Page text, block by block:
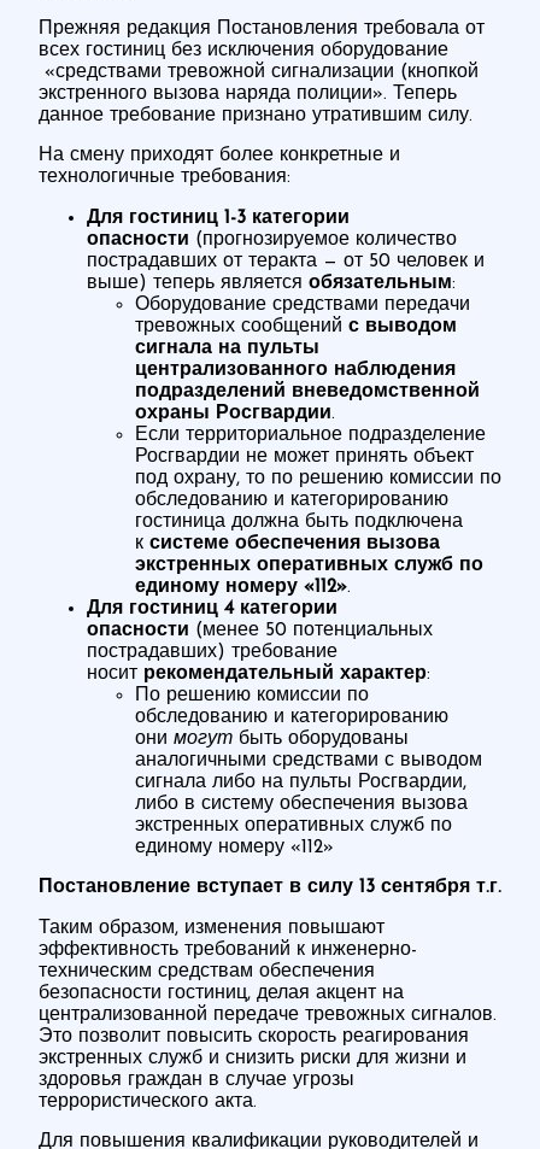
Прежняя редакция Постановления требовала от
всех гостиниц без исключения оборудование
«средствами тревожной сигнализации (кнопкой
экстренного вызова наряда полиции». Теперь
данное требование признано утратившим силу.
На смену приходят более конкретные и
технологичные требования:
Для гостиниц 1-3 категории
опасности (прогнозируемое количество
пострадавших от теракта — от 50 человек и
выше) теперь является обязательным:
Оборудование средствами передачи
тревожных сообщений с выводом
сигнала на пульты
централизованного наблюдения
подразделений вневедомственной
охраны Росгвардии.
Если территориальное подразделение
Росгвардии не может принять объект
под охрану, то по решению комиссии по
обследованию и категорированию
гостиница должна быть подключена
к системе обеспечения вызова
экстренных оперативных служб по
единому номеру «112».
Для гостиниц 4 категории
опасности (менее 50 потенциальных
пострадавших) требование
носит рекомендательный характер:
По решению комиссии по
обследованию и категорированию
они могутбыть оборудованы
аналогичными средствами с выводом
сигнала либо на пульты Росгвардии,
либо в систему обеспечения вызова
экстренных оперативных служб по
единому номеру «112»
Постановление вступает в силу 13 сентября т.г.
Таким образом, изменения повышают
эффективность требований к инженерно-
техническим средствам обеспечения
безопасности гостиниц, делая акцент на
централизованной передаче тревожных сигналов.
Это позволит повысить скорость реагирования
экстренных служб и снизить риски для жизни и
здоровья граждан в случае угрозы
террористического акта.
Для повышения квалификации руководителей и